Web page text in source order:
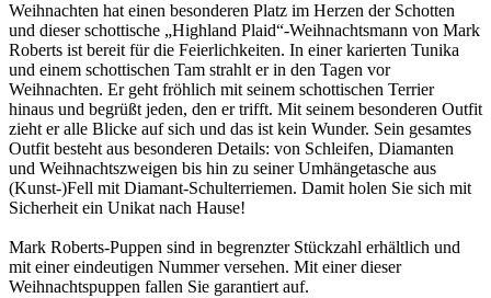
Weihnachten hat einen besonderen Platz im Herzen der Schotten
und dieser schottische „Highland Plaid“-Weihnachtsmann von Mark
Roberts ist bereit für die Feierlichkeiten. In einer karierten Tunika
und einem schottischen Tam strahlt er in den Tagen vor
Weihnachten. Er geht fröhlich mit seinem schottischen Terrier
hinaus und begrüßt jeden, den er trifft. Mit seinem besonderen Outfit
zieht er alle Blicke auf sich und das ist kein Wunder. Sein gesamtes
Outfit besteht aus besonderen Details: von Schleifen, Diamanten
und Weihnachtszweigen bis hin zu seiner Umhängetasche aus
(Kunst-)Fell mit Diamant-Schulterriemen. Damit holen Sie sich mit
Sicherheit ein Unikat nach Hause!
Mark Roberts-Puppen sind in begrenzter Stückzahl erhältlich und
mit einer eindeutigen Nummer versehen. Mit einer dieser
Weihnachtspuppen fallen Sie garantiert auf.